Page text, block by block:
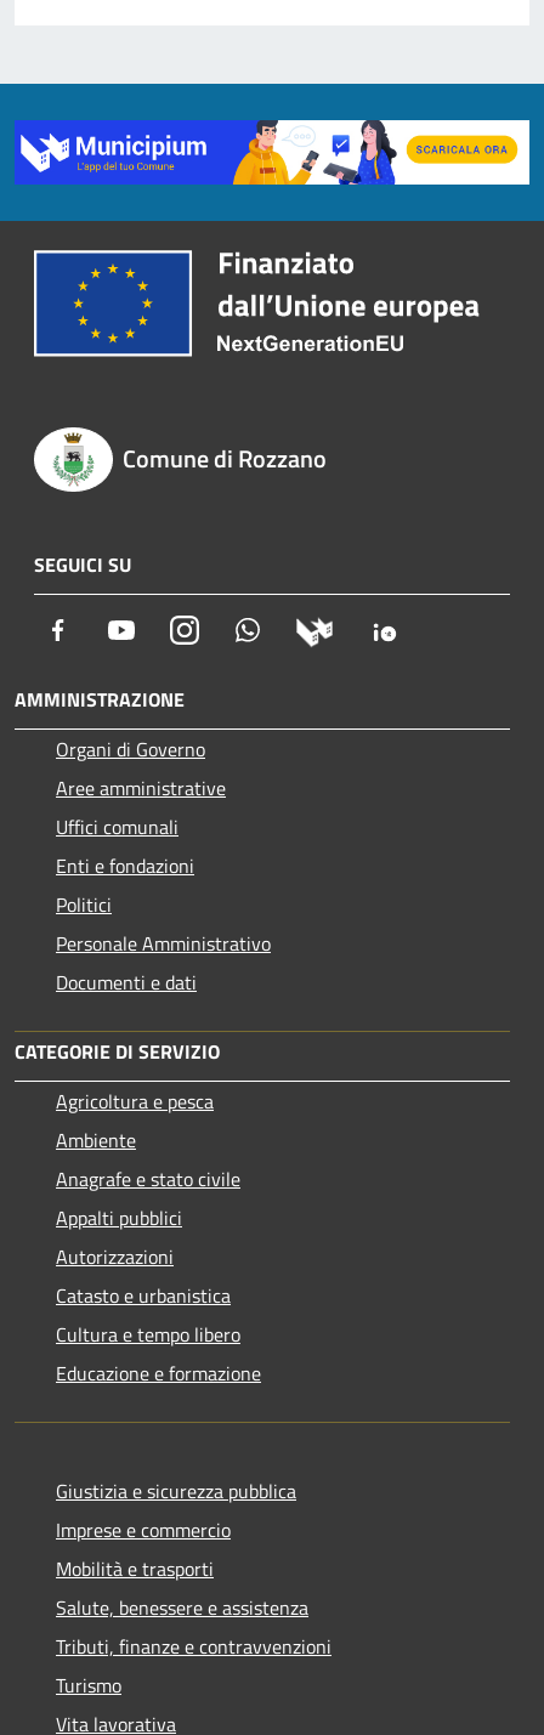
Comune di Rozzano
SEGUICI SU
Facebook YoutubeInstagram Whatsapp
AMMINISTRAZIONE
Organi di Governo
Aree amministrative
Uffici comunali
Enti e fondazioni
Politici
Personale Amministrativo
Documenti e dati
CATEGORIE DI SERVIZIO
Agricoltura e pesca
Ambiente
Anagrafe e stato civile
Appalti pubblici
Autorizzazioni
Catasto e urbanistica
Cultura e tempo libero
Educazione e formazione
Giustizia e sicurezza pubblica
Imprese e commercio
Mobilità e trasporti
Salute, benessere e assistenza
Tributi, finanze e contravvenzioni
Turismo
Vita lavorativa